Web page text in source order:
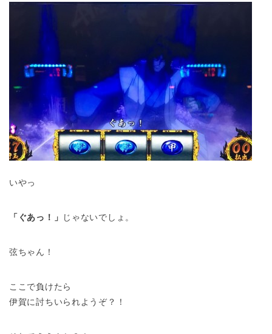
いやっ
「ぐあっ！」 じゃないでしょ。
弦ちゃん！
ここで負けたら
伊賀に討ちいられようぞ？！